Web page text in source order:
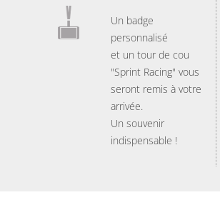
Un badge
personnalisé
et un tour de cou
"Sprint Racing" vous
seront remis à votre
arrivée.
Un souvenir
indispensable !